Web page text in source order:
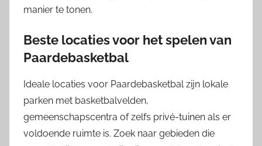
manier te tonen.
Beste locaties voor het spelen van
Paardebasketbal
Ideale locaties voor Paardebasketbal zijn lokale
parken met basketbalvelden,
gemeenschapscentra of zelfs privé-tuinen als er
voldoende ruimte is. Zoek naar gebieden die